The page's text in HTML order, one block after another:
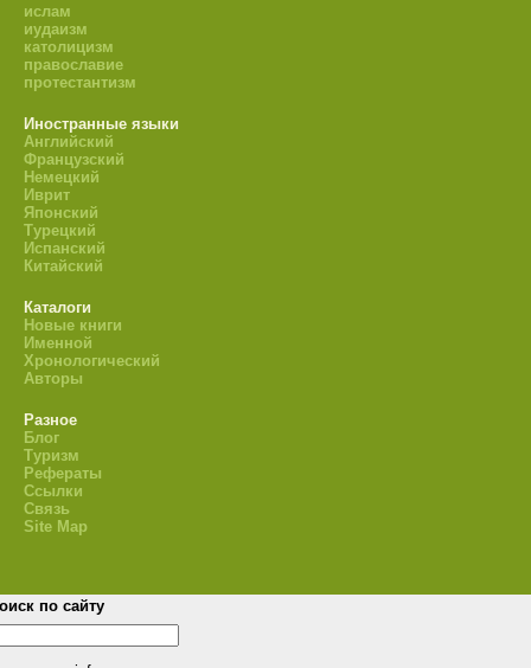
ислам
иудаизм
католицизм
православие
протестантизм
Иностранные языки
Английский
Французский
Немецкий
Иврит
Японский
Турецкий
Испанский
Китайский
Каталоги
Новые книги
Именной
Хронологический
Авторы
Разное
Блог
Туризм
Рефераты
Ссылки
Связь
Site Map
по сайту